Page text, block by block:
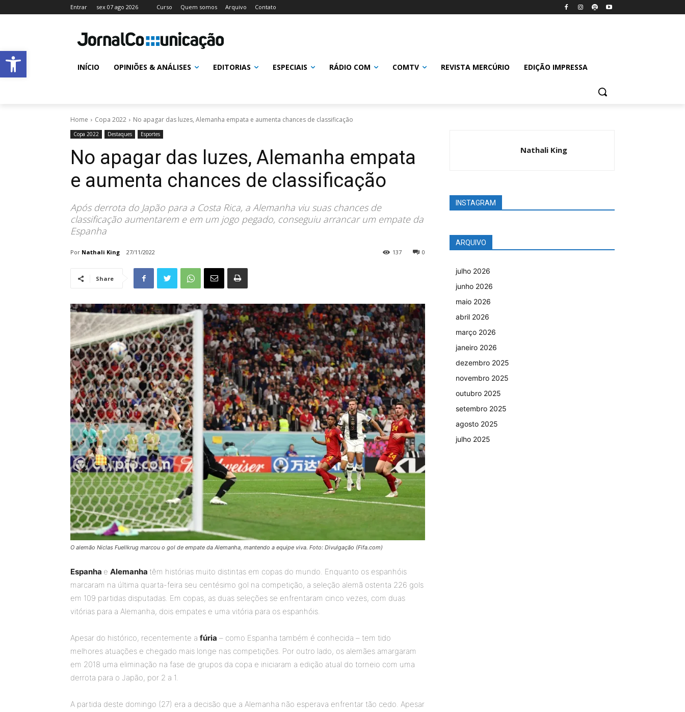
Abrir a barra de ferramentas
Entrar sex 07 ago 2026 Curso Quem somos Arquivo Contato
INÍCIO OPINIÕES & ANÁLISES EDITORIAS ESPECIAIS RÁDIO COM COMTV REVISTA MERCÚRIO EDIÇÃO IMPRESSA
Home Copa 2022 No apagar das luzes, Alemanha empata e aumenta chances de classificação
Copa 2022 Destaques Esportes
No apagar das luzes, Alemanha empata
e aumenta chances de classificação
Após derrota do Japão para a Costa Rica, a Alemanha viu suas chances de
classificação aumentarem e em um jogo pegado, conseguiu arrancar um empate da
Espanha
Por Nathali King 27/11/2022 0
137
Share
O alemão Niclas Fuellkrug marcou o gol de empate da Alemanha, mantendo a equipe viva. Foto: Divulgação (Fifa.com)
Espanha e Alemanha têm histórias muito distintas em copas do mundo. Enquanto os espanhóis
marcaram na última quarta-feira seu centésimo gol na competição, a seleção alemã ostenta 226 gols
em 109 partidas disputadas. Em copas, as duas seleções se enfrentaram cinco vezes, com duas
vitórias para a Alemanha, dois empates e uma vitória para os espanhóis.
Apesar do histórico, recentemente a fúria – como Espanha também é conhecida – tem tido
melhores atuações e chegado mais longe nas competições. Por outro lado, os alemães amargaram
em 2018 uma eliminação na fase de grupos da copa e iniciaram a edição atual do torneio com uma
derrota para o Japão, por 2 a 1.
A partida deste domingo (27) era a decisão que a Alemanha não esperava enfrentar tão cedo. Apesar
Nathali King
INSTAGRAM
ARQUIVO
julho 2026
junho 2026
maio 2026
abril 2026
março 2026
janeiro 2026
dezembro 2025
novembro 2025
outubro 2025
setembro 2025
agosto 2025
julho 2025